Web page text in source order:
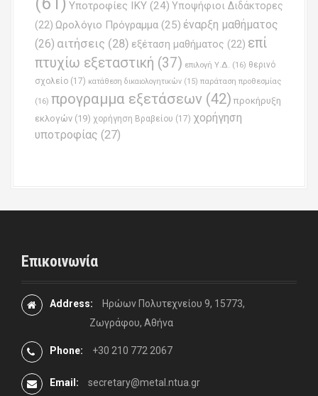
Υποτροφίες ΙΚΥ (24) Υποψήφιοι Διδάκτορες
(22) Ωρολόγιο Πρόγραμμα (25) έναρξη μαθήματος
(26) αιτήσεις (28) εξέταση μαθήματος (22) επί
πτυχίω εξεταστική (37) επιλογή Υ.Δ. (16) θερινό
σχολείο (17) κατάθεση δικαιολογητικών (15) παράταση προθεσμίας
(16) προγραμμα εξετάσεων (42) προκήρυξη
εκλογών (19) χορήγηση Βραβείου (17) χορήγηση
υποτροφίας (27)
Επικοινωνία
Address:
Ηρώων Πολυτεχνείου 9, 15773,
Ζωγράφου, Αθήνα
Phone: +30 210 772 2067
Email: secretary@metal.ntua.gr